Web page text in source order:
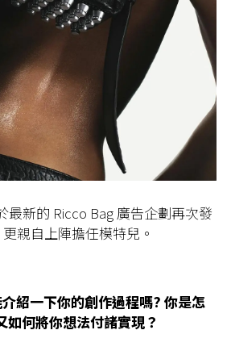
最新的 Ricco Bag 廣告企劃再次發
親自上陣擔任模特兒。
紹一下你的創作過程嗎? 你是怎
如何將你想法付諸實現？